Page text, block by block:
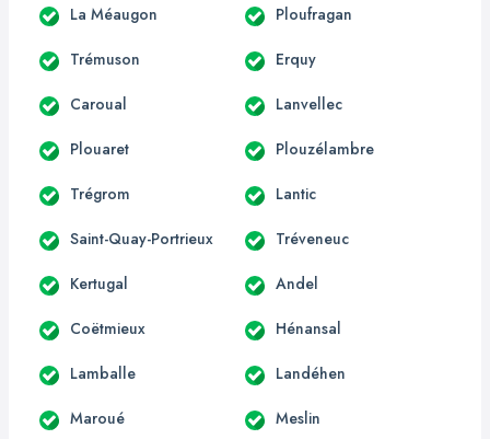
La Méaugon Ploufragan
Trémuson Erquy
Caroual Lanvellec
Plouaret Plouzélambre
Trégrom Lantic
Saint-Quay-Portrieux Tréveneuc
Kertugal Andel
Coëtmieux Hénansal
Lamballe Landéhen
Maroué Meslin